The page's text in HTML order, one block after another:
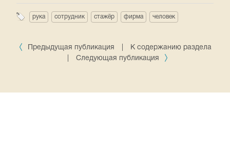
рука сотрудник стажёр фирма человек
Предыдущая публикация
К содержанию раздела
Следующая публикация